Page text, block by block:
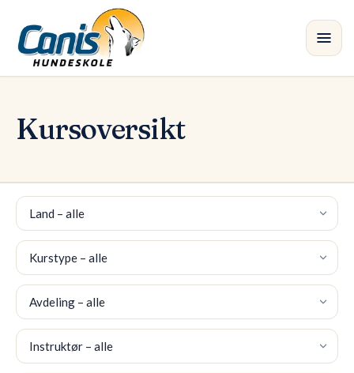
Skip to main content
Kurs
Instruktører
Butikk
Blogg
Kursoversikt
Land
Kurstype
Avdeling
Instruktør